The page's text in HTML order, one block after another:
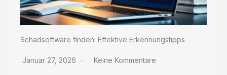
Schadsoftware finden: Effektive Erkennungstipps
Januar 27, 2026 Keine Kommentare